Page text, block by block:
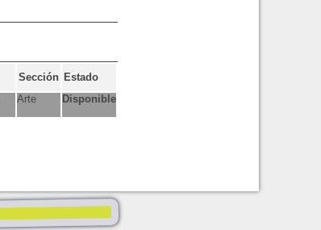
Sección Estado
Arte Disponible